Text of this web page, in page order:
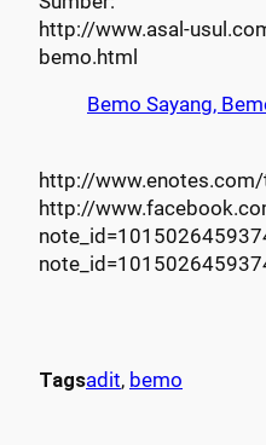
http://www.asal-
bemo.html
Bemo Sayang,
http://
http://
Tagsadit, bemo